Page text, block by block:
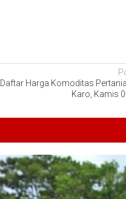
Daftar Harga Komoditas
Karo, Kamis